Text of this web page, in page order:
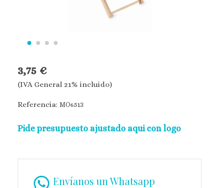
3,75 €
(IVA General 21% incluido)
Referencia: MO6513
Pide presupuesto ajustado aqui con logo
Envíanos un Whatsapp